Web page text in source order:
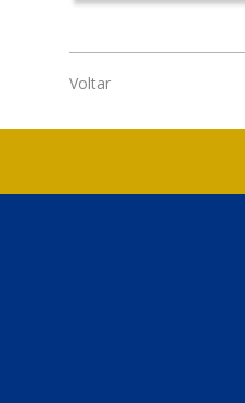
Voltar